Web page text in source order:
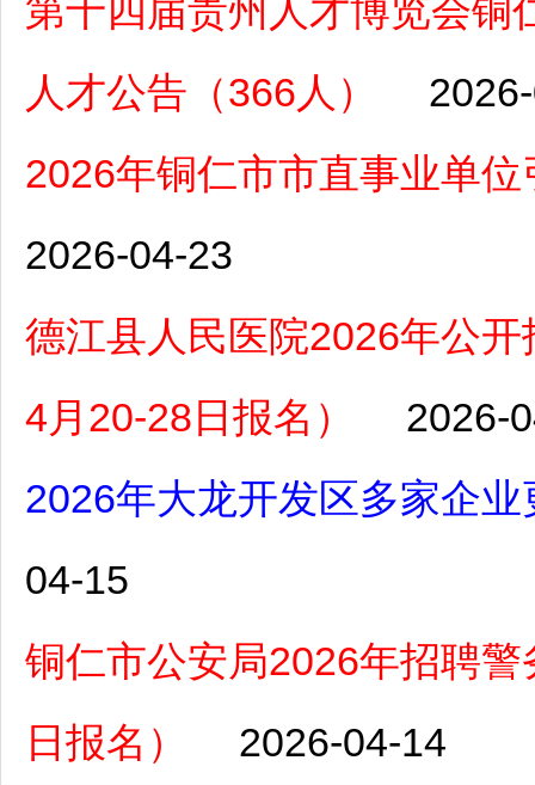
第十四届贵州人才博览会铜
人才公告（366人）
2026年铜仁市市直事业单
2026-04-23
德江县人民医院2026年公
4月20-28日报名）
2026-
2026年大龙开发区多家企
04-15
铜仁市公安局2026年招聘
日报名）
2026-04-14